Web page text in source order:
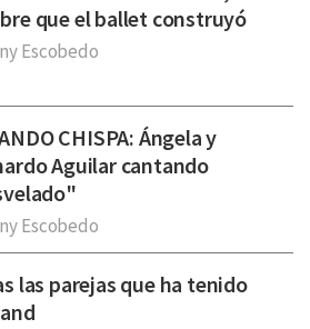
que el ballet construyó
Escobedo
CHISPA: Ángela y
Aguilar cantando
Escobedo
las parejas que ha tenido